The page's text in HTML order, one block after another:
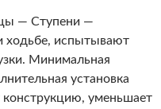
— Ступени —
ходьбе, испытывают
Минимальная
установка
конструкцию, уменьшает